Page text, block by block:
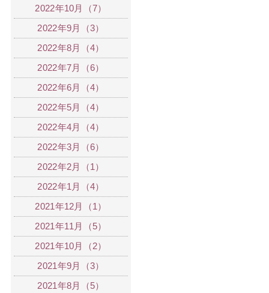
2022年10月（7）
2022年9月（3）
2022年8月（4）
2022年7月（6）
2022年6月（4）
2022年5月（4）
2022年4月（4）
2022年3月（6）
2022年2月（1）
2022年1月（4）
2021年12月（1）
2021年11月（5）
2021年10月（2）
2021年9月（3）
2021年8月（5）